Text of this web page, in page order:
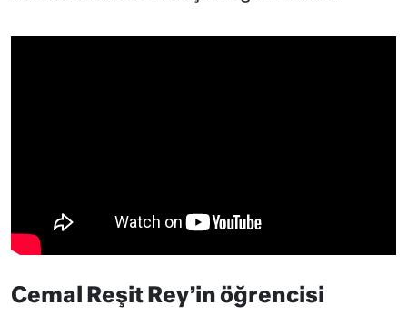
Cemal Reşit Rey’in öğrencisi